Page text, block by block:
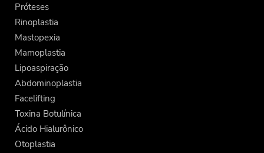
Próteses
Rinoplastia
Mastopexia
Mamoplastia
Lipoaspiração
Abdominoplastia
Facelifting
Toxina Botulínica
Ácido Hialurônico
Otoplastia